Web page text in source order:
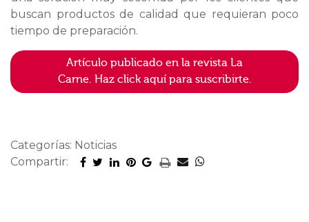
buscan productos de calidad que requieran poco
tiempo de preparación.
Artículo publicado en la revista La
Carne. Haz click aquí para suscribirte.
Categorías: Noticias
Compartir: